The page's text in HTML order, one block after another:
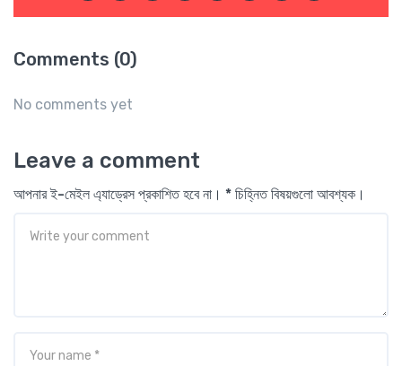
Comments (0)
No comments yet
Leave a comment
আপনার ই-মেইল এ্যাড্রেস প্রকাশিত হবে না। * চিহ্নিত বিষয়গুলো আবশ্যক।